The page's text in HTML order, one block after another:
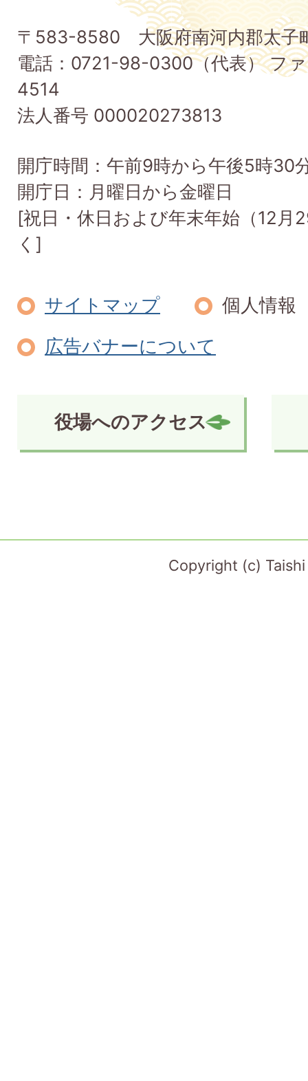
町
Taishi
Town
〒583-8580 大阪府南河内郡太子
電話：0721-98-0300（代表） フ
4514
法人番号 000020273813
開庁時間：午前9時から午後5時30
開庁日：月曜日から金曜日
[祝日・休日および年末年始（12月
く]
サイトマップ
個人情報
広告バナーについて
役場へのアクセス
Copyright (c)